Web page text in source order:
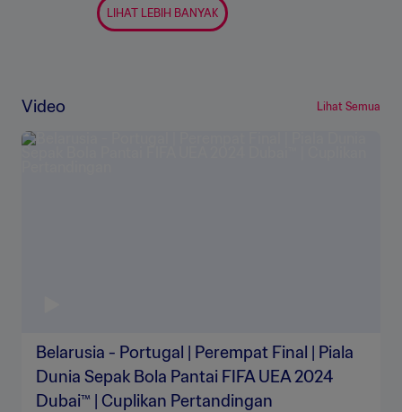
LIHAT LEBIH BANYAK
Video Lihat Semua
Belarusia - Portugal | Perempat Final | Piala
Dunia Sepak Bola Pantai FIFA UEA 2024
Dubai™ | Cuplikan Pertandingan